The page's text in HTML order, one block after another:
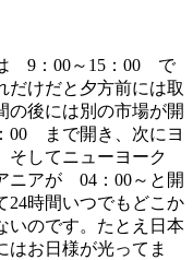
9：00～15：00 で
だけだと夕方前には取
の後には別の市場が開
00 まで開き、次にヨ
そしてニューヨーク
ニアが 04：00～と開
24時間いつでもどこか
いのです。たとえ日本
はお日様が光ってま